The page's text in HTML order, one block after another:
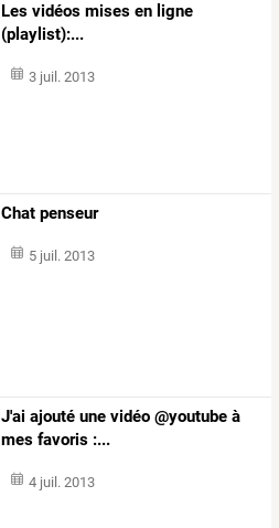
Les vidéos mises en ligne
(playlist):...
3 juil. 2013
Chat penseur
5 juil. 2013
J'ai ajouté une vidéo @youtube à
mes favoris :...
4 juil. 2013